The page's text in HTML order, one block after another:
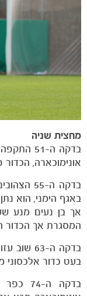
משחקים
מחצית שניה
בדקה ה-
אונימוכארה,
בדקה ה-
באגף הימני, הוא
אך בן נעים מנע
המסגרת אך הכדור
בדקה ה-
בעט כדור אלכסוני
בדקה